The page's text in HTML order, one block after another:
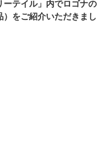
ーテイル」内でロゴナの
をご紹介いただきまし